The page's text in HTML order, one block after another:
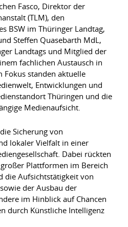
Fasco, Direktor der
(TLM), den
BSW im Thüringer Landtag,
Steffen Quasebarth MdL,
Landtags und Mitglied der
fachlichen Austausch in
standen aktuelle
Entwicklungen und
Thüringen und die
Medienaufsicht.
Sicherung von
lokaler Vielfalt in einer
Dabei rückten
Plattformen im Bereich
die Aufsichtstätigkeit von
der Ausbau der
im Hinblick auf Chancen
durch Künstliche Intelligenz